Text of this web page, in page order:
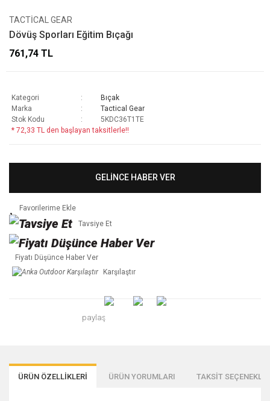
TACTICAL GEAR
Dövüş Sporları Eğitim Bıçağı
761,74 TL
Kategori
Bıçak
Marka
Tactical Gear
Stok Kodu
5KDC36T1TE
* 72,33 TL den başlayan taksitlerle!!
GELİNCE HABER VER
Tavsiye Et
Fiyatı Düşünce Haber Ver
Karşılaştır
paylaş
ÜRÜN ÖZELLİKLERİ ÜRÜN YORUMLARI TAKSİT